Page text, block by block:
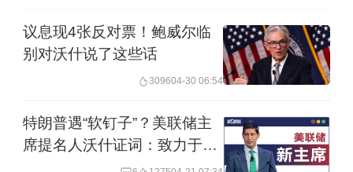
面的分析显示，尽管特朗普总统力推的
全面减税和支出法案将提振经济产出，
亿美元。
议息现4张反对票！鲍威尔临
别对沃什说了这些话
309604-30 06:54
特朗普遇“软钉子”？美联储主
席提名人沃什证词：致力于货